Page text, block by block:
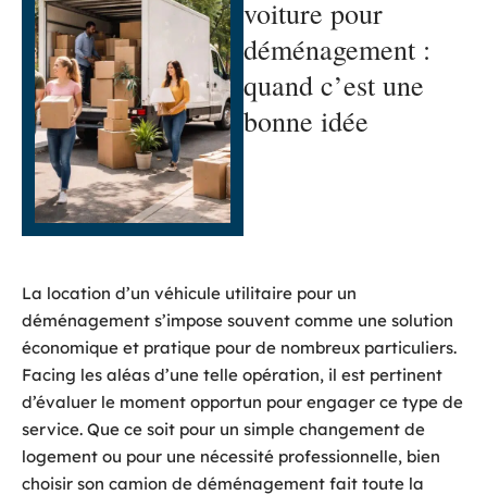
voiture pour
déménagement :
quand c’est une
bonne idée
La location d’un véhicule utilitaire pour un
déménagement s’impose souvent comme une solution
économique et pratique pour de nombreux particuliers.
Facing les aléas d’une telle opération, il est pertinent
d’évaluer le moment opportun pour engager ce type de
service. Que ce soit pour un simple changement de
logement ou pour une nécessité professionnelle, bien
choisir son camion de déménagement fait toute la